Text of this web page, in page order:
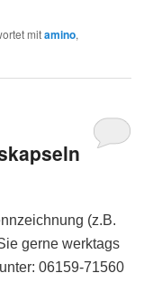
mitamino,
(z.B.
gerne werktags
06159-71560